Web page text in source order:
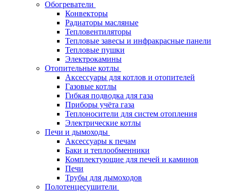
Обогреватели
Конвекторы
Радиаторы масляные
Тепловентиляторы
Тепловые завесы и инфракрасные панели
Тепловые пушки
Электрокамины
Отопительные котлы
Аксессуары для котлов и отопителей
Газовые котлы
Гибкая подводка для газа
Приборы учёта газа
Теплоносители для систем отопления
Электрические котлы
Печи и дымоходы
Аксессуары к печам
Баки и теплообменники
Комплектующие для печей и каминов
Печи
Трубы для дымоходов
Полотенцесушители